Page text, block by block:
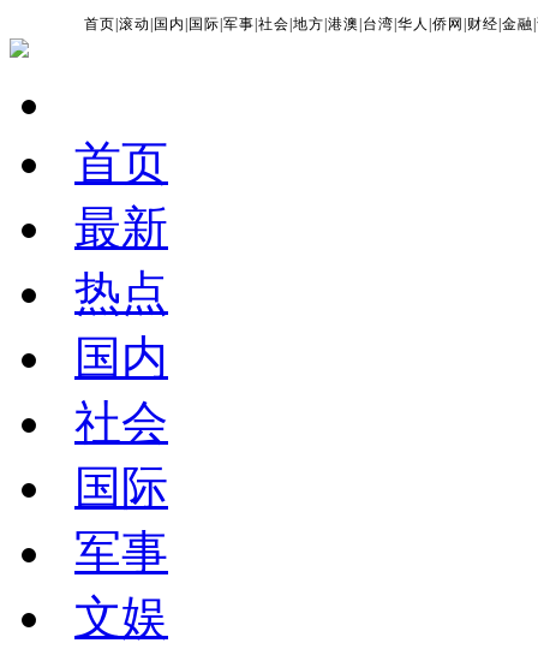
首页 |滚动 国内 国际 |军事 |社会 |地方 |港澳 台湾 |华人 |侨网 财经 |金融 |
首页
最新
热点
国内
社会
国际
军事
文娱